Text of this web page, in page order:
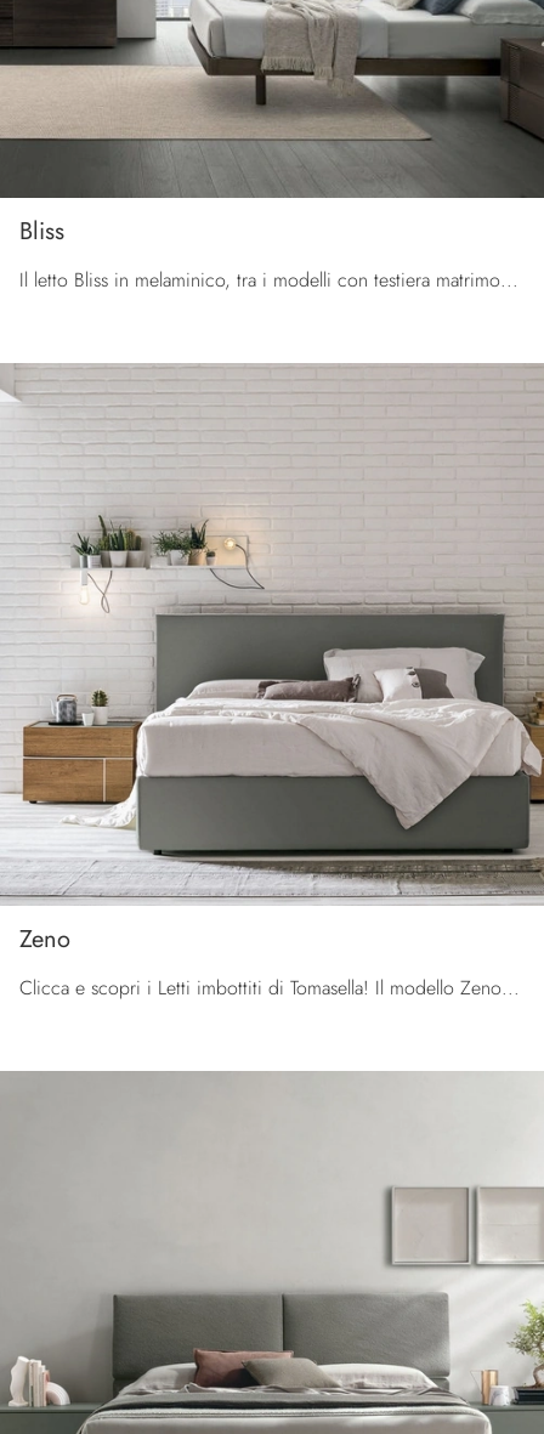
Bliss
Il letto Bliss in melaminico, tra i modelli con testiera matrimoniali moderni di Tomasella, è perfetto per assicurarti il relax totale.
Zeno
Clicca e scopri i Letti imbottiti di Tomasella! Il modello Zeno in ecopelle ti sta aspettando nelle versioni matrimoniali.